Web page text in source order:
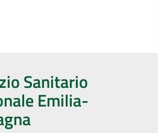
Sanitario
Emilia-